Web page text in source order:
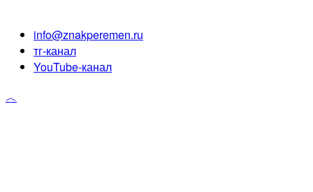
info@znakperemen.ru
тг-канал
YouTube-канал
︿